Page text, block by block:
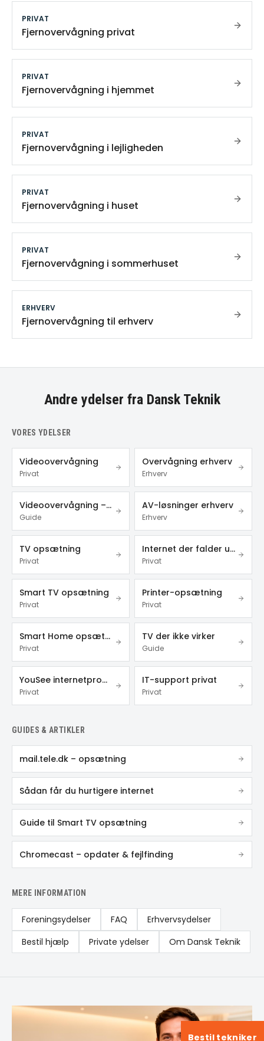
PRIVAT
Fjernovervågning privat
PRIVAT
Fjernovervågning i hjemmet
PRIVAT
Fjernovervågning i lejligheden
PRIVAT
Fjernovervågning i huset
PRIVAT
Fjernovervågning i sommerhuset
ERHVERV
Fjernovervågning til erhverv
Andre ydelser fra Dansk Teknik
VORES YDELSER
Videoovervågning
Privat
Overvågning erhverv
Erhverv
Videoovervågning – privat & erhverv
Guide
AV-løsninger erhverv
Erhverv
TV opsætning
Privat
Internet der falder ud
Privat
Smart TV opsætning
Privat
Printer-opsætning
Privat
Smart Home opsætning
Privat
TV der ikke virker
Guide
YouSee internetproblemer
Privat
IT-support privat
Privat
GUIDES & ARTIKLER
mail.tele.dk – opsætning
Sådan får du hurtigere internet
Guide til Smart TV opsætning
Chromecast – opdater & fejlfinding
MERE INFORMATION
Foreningsydelser FAQ
Erhvervsydelser
Bestil hjælp
Private ydelser Om Dansk Teknik
Bestil tekniker